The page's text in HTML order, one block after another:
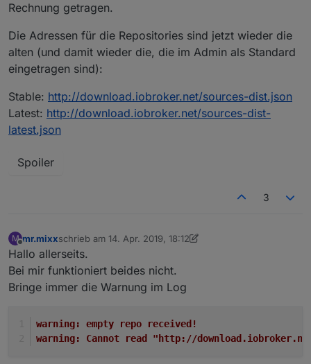
Rechnung getragen.
Die Adressen für die Repositories sind jetzt wieder die
alten (und damit wieder die, die im Admin als Standard
eingetragen sind):
Stable: http://download.iobroker.net/sources-dist.json
Latest: http://download.iobroker.net/sources-dist-
latest.json
Spoiler
3
M
Offline
mr.mixxschrieb am 14. Apr. 2019, 18:12
zuletzt editiert von Negalein
Hallo allerseits.
Bei mir funktioniert beides nicht.
Bringe immer die Warnung im Log
warning: empty repo received!
warning: Cannot read "http://